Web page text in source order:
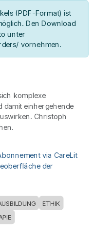
(PDF-Format) ist
Den Download
unter
vornehmen.
komplexe
einhergehende
Christoph
via CareLit
der
ETHIK